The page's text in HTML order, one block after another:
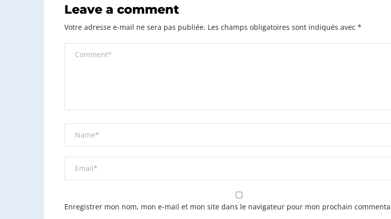
o
k
p
Leave a comment
Votre adresse e-mail ne sera pas publiée. Les champs obligatoires sont indiqués avec *
Enregistrer mon nom, mon e-mail et mon site dans le navigateur pour mon prochain